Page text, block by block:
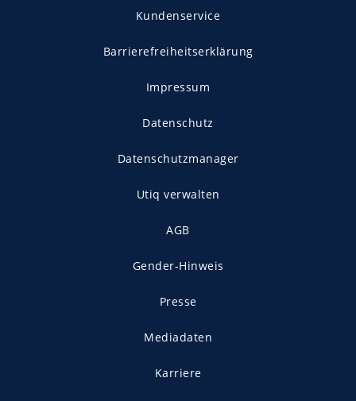
Kundenservice
Barrierefreiheitserklärung
Impressum
Datenschutz
Datenschutzmanager
Utiq verwalten
AGB
Gender-Hinweis
Presse
Mediadaten
Karriere